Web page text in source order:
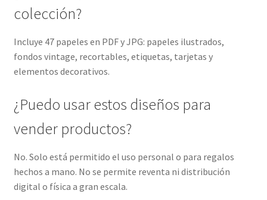
colección?
Incluye 47 papeles en PDF y JPG: papeles ilustrados,
fondos vintage, recortables, etiquetas, tarjetas y
elementos decorativos.
¿Puedo usar estos diseños para
vender productos?
No. Solo está permitido el uso personal o para regalos
hechos a mano. No se permite reventa ni distribución
digital o física a gran escala.